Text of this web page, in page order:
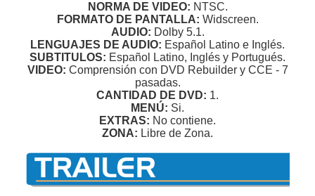
NORMA DE VIDEO: NTSC.
FORMATO DE PANTALLA: Widscreen.
AUDIO: Dolby 5.1.
LENGUAJES DE AUDIO: Español Latino e Inglés.
SUBTITULOS: Español Latino, Inglés y Portugués.
VIDEO: Comprensión con DVD Rebuilder y CCE - 7
pasadas.
CANTIDAD DE DVD: 1.
MENÚ: Si.
EXTRAS: No contiene.
ZONA: Libre de Zona.